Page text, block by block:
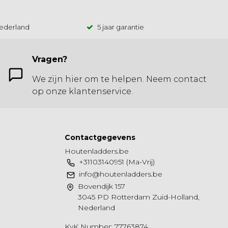
5 jaar garantie
Vragen?
We zijn hier om te helpen. Neem contact
op onze klantenservice.
Contactgegevens
Houtenladders.be
+31103140951 (Ma-Vrij)
info@houtenladders.be
Bovendijk 157
3045 PD Rotterdam Zuid-Holland,
Nederland